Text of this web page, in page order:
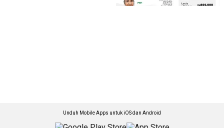
Unduh Mobile Apps untuk iOS dan Android